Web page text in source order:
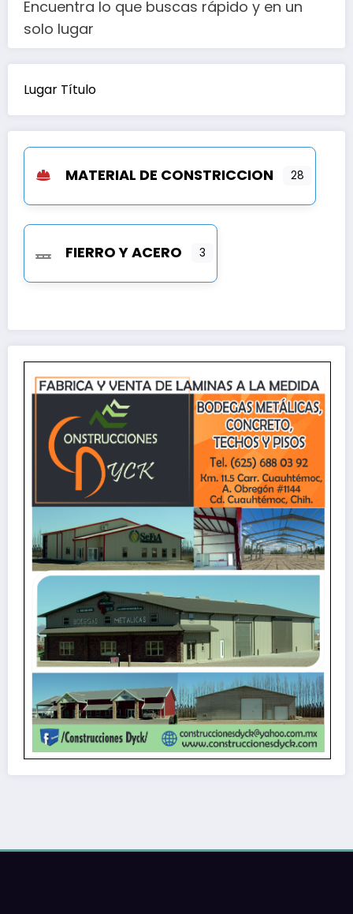
Encuentra lo que buscas rápido y en un
solo lugar
Lugar Título
MATERIAL DE CONSTRICCION 28
FIERRO Y ACERO 3